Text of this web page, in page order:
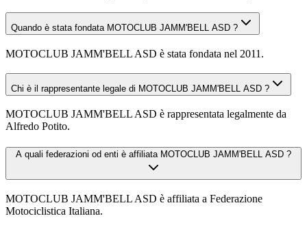
Quando è stata fondata MOTOCLUB JAMM'BELL ASD ?
MOTOCLUB JAMM'BELL ASD è stata fondata nel 2011.
Chi è il rappresentante legale di MOTOCLUB JAMM'BELL ASD ?
MOTOCLUB JAMM'BELL ASD è rappresentata legalmente da
Alfredo Potito.
A quali federazioni od enti è affiliata MOTOCLUB JAMM'BELL ASD ?
MOTOCLUB JAMM'BELL ASD è affiliata a Federazione
Motociclistica Italiana.